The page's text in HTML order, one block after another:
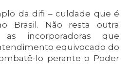
da difi – culdade que é
Brasil. Não resta outra
as incorporadoras que
equivocado do
lo perante o Poder